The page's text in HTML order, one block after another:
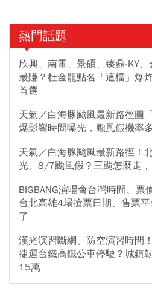
熱門話題
欣興、南電、景碩、臻鼎-KY
最賺？杜金龍點名「這檔」爆
首選
天氣／白海豚颱風最新路徑圖
爆影響時間曝光，颱風假機率
天氣／白海豚颱風最新路徑！
光、8/7颱風假？三颱怎麼走
BIGBANG演唱會台灣時間、票
台北高雄4場搶票日期、售票
了
漢光演習斷網、防空演習時間
捷運台鐵高鐵公車停駛？城鎮
15萬